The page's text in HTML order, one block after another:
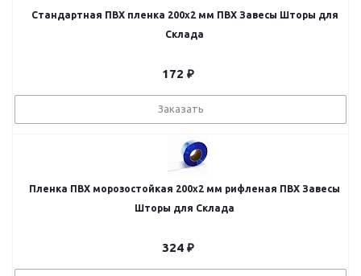
Стандартная ПВХ пленка 200x2 мм ПВХ Завесы Шторы для
Склада
172 ₽
Заказать
Пленка ПВХ морозостойкая 200х2 мм рифленая ПВХ Завесы
Шторы для Склада
324₽